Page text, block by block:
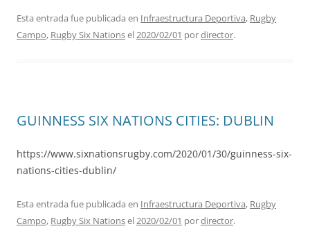
Esta entrada fue publicada en Infraestructura Deportiva, Rugby
Campo, Rugby Six Nationsel2020/02/01 pordirector.
GUINNESS SIX NATIONS CITIES: DUBLIN
https://www.sixnationsrugby.com/2020/01/30/guinness-six-
nations-cities-dublin/
Esta entrada fue publicada en Infraestructura Deportiva, Rugby
Campo, Rugby Six Nationsel2020/02/01 pordirector.